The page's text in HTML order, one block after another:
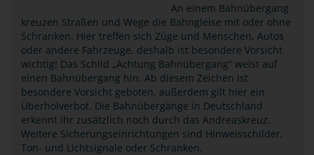
An einem Bahnübergang
kreuzen Straßen und Wege die Bahngleise mit oder ohne
Schranken. Hier treffen sich Züge und Menschen, Autos
oder andere Fahrzeuge, deshalb ist besondere Vorsicht
wichtig! Das Schild „Achtung Bahnübergang“ weist auf
einen Bahnübergang hin. Ab diesem Zeichen ist
besondere Vorsicht geboten, außerdem gilt hier ein
Überholverbot. Die Bahnübergänge in Deutschland
erkennt ihr zusätzlich noch durch das Andreaskreuz.
Weitere Sicherungseinrichtungen sind Hinweisschilder,
Ton- und Lichtsignale oder Schranken.